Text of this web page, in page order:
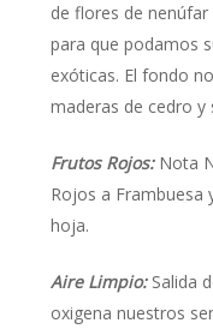
de flores de
para que podamos
exóticas. El fondo
maderas de cedro y
Frutos Rojos:Nota
Rojos a Frambuesa
hoja.
Aire Limpio:Salida
oxigena nuestros